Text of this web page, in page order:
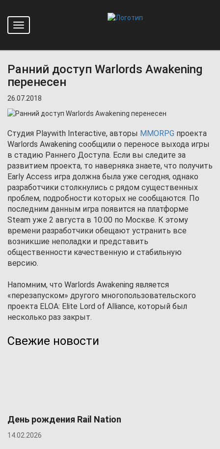
Toggle
navigation
Главная
Ранний доступ Warlords Awakening
перенесен
26.07.2018
Студия Playwith Interactive, авторы MMORPG проекта
Warlords Awakening сообщили о переносе выхода игры
в стадию Раннего Доступа. Если вы следите за
развитием проекта, то наверняка знаете, что получить
Early Access игра должна была уже сегодня, однако
разработчики столкнулись с рядом существенных
проблем, подробности которых не сообщаются. По
последним данным игра появится на платформе
Steam уже 2 августа в 10:00 по Москве. К этому
времени разработчики обещают устранить все
возникшие неполадки и представить
общественности качественную и стабильную
версию.
Напомним, что Warlords Awakening является
«перезапуском» другого многопользовательского
проекта ELOA: Elite Lord of Alliance, который был
несколько раз закрыт.
Свежие новости
День рождения Rail Nation
14.02.2026